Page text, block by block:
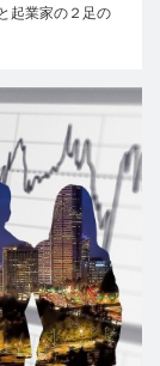
起業家の２足の